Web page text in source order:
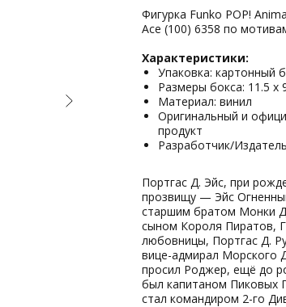
Фигурка Funko POP!
Ace (100) 6358 по
Характеристики:
Упаковка: картонный
Размеры бокса: 11.5 х
Материал: винил
Оригинальный и
продукт
Разработчик/
Портгас Д. Эйс, при
прозвищу — Эйс
старшим братом Монки
сыном Короля Пиратов,
любовницы, Портгас Д.
вице-адмирал Морского
просил Роджер, ещё до
был капитаном Пиковых
стал командиром 2-го